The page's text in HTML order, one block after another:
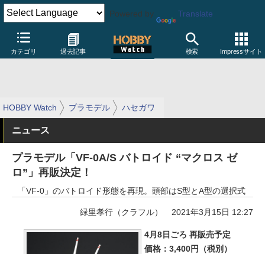
Powered by Translate
カテゴリ 過去記事 検索 Impressサイト
HOBBY Watch プラモデル ハセガワ
ニュース
プラモデル「VF-0A/S バトロイド “マクロス ゼ
ロ”」再販決定！
「VF-0」のバトロイド形態を再現。頭部はS型とA型の選択式
緑里孝行（クラフル） 2021年3月15日 12:27
4月8日ごろ 再販売予定
価格：3,400円（税別）